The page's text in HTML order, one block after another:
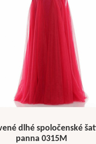
dlhé spoločenské
panna 0315M